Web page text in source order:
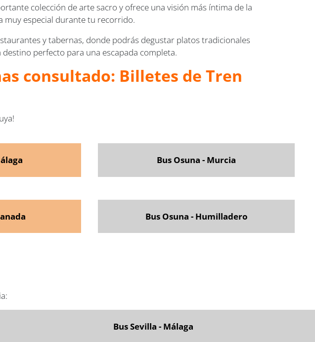
colección de arte sacro y ofrece una visión más íntima de la
muy especial durante tu recorrido.
y tabernas, donde podrás degustar platos tradicionales
perfecto para una escapada completa.
consultado: Billetes de Tren
Bus Osuna - Murcia
Bus Osuna - Humilladero
Bus Sevilla - Málaga